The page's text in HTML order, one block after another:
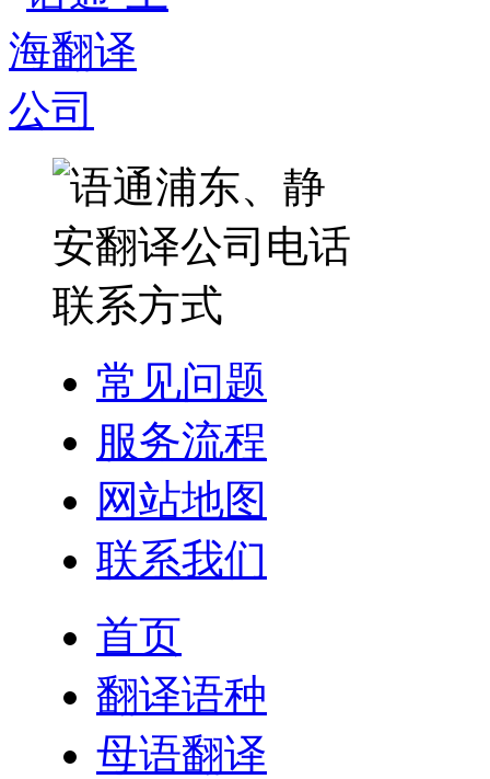
常见问题
服务流程
网站地图
联系我们
首页
翻译语种
母语翻译